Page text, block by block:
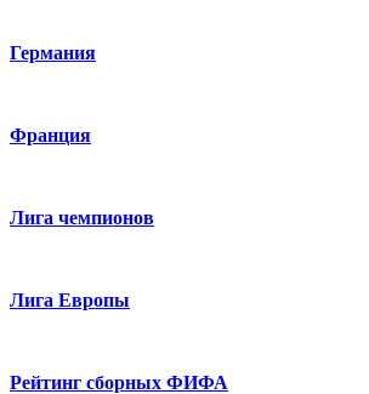
Германия
Франция
Лига чемпионов
Лига Европы
Рейтинг сборных ФИФА